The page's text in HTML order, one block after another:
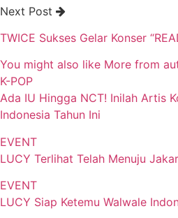
Next Post
TWICE Sukses Gelar Konser
You might also like More from
K-POP
Ada IU Hingga NCT! Inilah Artis
Indonesia Tahun Ini
EVENT
LUCY Terlihat Telah Menuju
EVENT
LUCY Siap Ketemu Walwale